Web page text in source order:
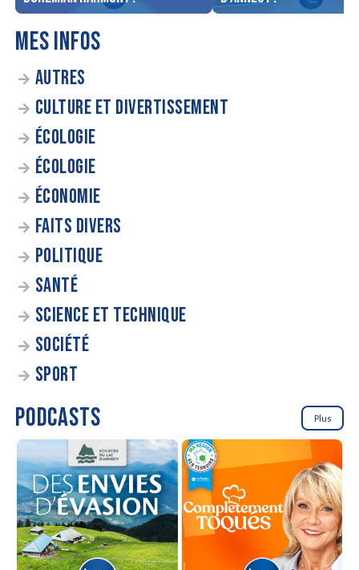
MES INFOS
AUTRES
CULTURE ET DIVERTISSEMENT
ÉCOLOGIE
ÉCOLOGIE
ÉCONOMIE
FAITS DIVERS
POLITIQUE
SANTÉ
SCIENCE ET TECHNIQUE
SOCIÉTÉ
SPORT
PODCASTS Plus